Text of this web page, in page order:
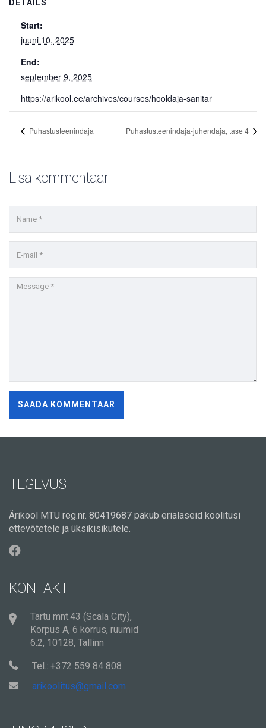
DETAILS
Start:
juuni 10, 2025
End:
september 9, 2025
https://arikool.ee/archives/courses/hooldaja-sanitar
Puhastusteenindaja Puhastusteenindaja-j­uhendaja, tase 4
Lisa kommentaar
TEGEVUS
Ärikool MTÜ reg.nr. 80419687 pakub erialaseid koolitusi
ettevõtetele ja üksikisikutele.
KONTAKT
Tartu mnt.43 (Scala City),
Korpus A, 6 korrus, ruumid
6.2, 10128, Tallinn
Tel.: +372 559 84 808
arikoolitus@gmail.com